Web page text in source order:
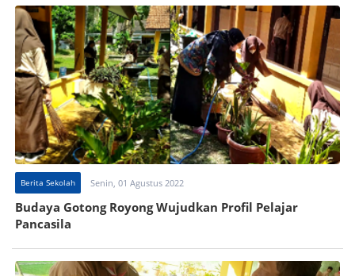
Berita Sekolah Senin, 01 Agustus 2022
Budaya Gotong Royong Wujudkan Profil Pelajar
Pancasila